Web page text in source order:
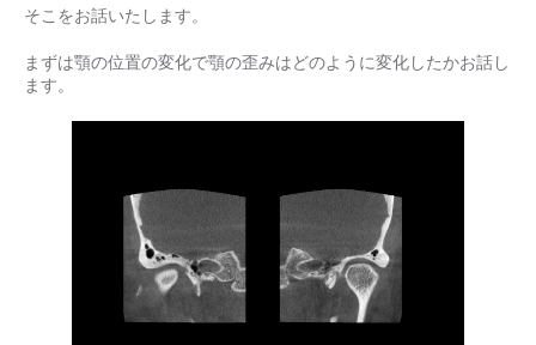
そこをお話いたします。
まずは顎の位置の変化で顎の歪みはどのように変化したかお話し
ます。